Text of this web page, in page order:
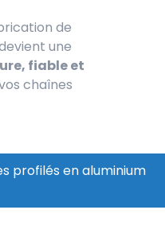
de
une
fiable et
chaînes
profilés en aluminium